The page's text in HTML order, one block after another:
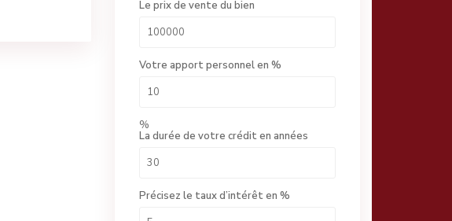
Le prix de vente du bien
Votre apport personnel en %
%
La durée de votre crédit en années
Précisez le taux d’intérêt en %